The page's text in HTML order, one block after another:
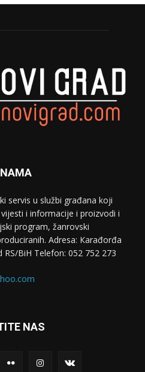
servis u službi građana koji
i informacije i proizvodi i
program, žanrovski
Adresa: Кarađorđa
BiH Telefon: 052 752 273
NAS